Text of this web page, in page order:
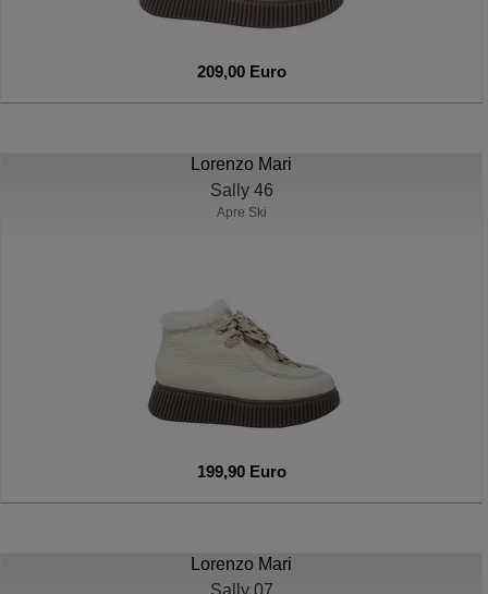
209,00 Euro
Lorenzo Mari
Sally 46
Apre Ski
199,90 Euro
Lorenzo Mari